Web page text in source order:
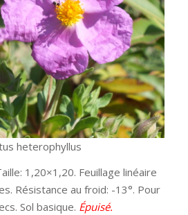
heterophyllus
1,20×1,20. Feuillage linéaire
Résistance au froid: -13°. Pour
Sol basique. Épuisé.